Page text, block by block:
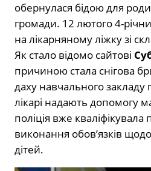
обернулася бідою для
громади. 12 лютого 4-
на лікарняному ліжку зі
Як стало відомо сайтові
причиною стала снігова
даху навчального закладу
лікарі надають допомогу
поліція вже
виконання обов’язків
дітей.